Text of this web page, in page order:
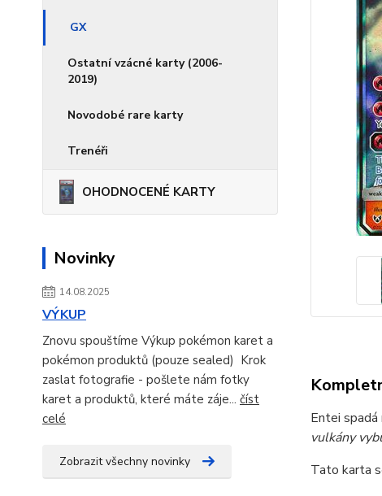
GX
Ostatní vzácné karty (2006-
2019)
Novodobé rare karty
Trenéři
OHODNOCENÉ KARTY
Novinky
14.08.2025
VÝKUP
Znovu spouštíme Výkup pokémon karet a
pokémon produktů (pouze sealed) Krok
zaslat fotografie - pošlete nám fotky
karet a produktů, které máte záje... číst
celé
Zobrazit všechny novinky
Entei
vulkány
Tato karta